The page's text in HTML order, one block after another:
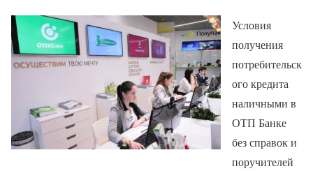
Условия
получения
потребительск
ого кредита
наличными в
ОТП Банке
без справок и
поручителей